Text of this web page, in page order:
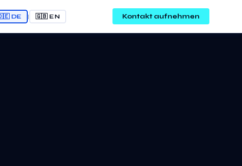
DE | 🇬🇧 EN Kontakt aufnehmen